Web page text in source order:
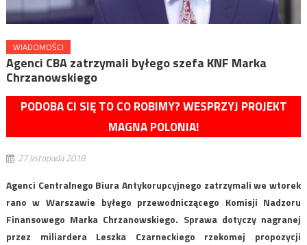
WIADOMOŚCI
Agenci CBA zatrzymali byłego szefa KNF Marka
Chrzanowskiego
PODOBA CI SIĘ TO CO ROBIMY? WESPRZYJ PROJEKT
MAGNA POLONIA!
27 listopada 2018
Agenci Centralnego Biura Antykorupcyjnego zatrzymali we wtorek
rano w Warszawie byłego przewodniczącego Komisji Nadzoru
Finansowego Marka Chrzanowskiego. Sprawa dotyczy nagranej
przez miliardera Leszka Czarneckiego rzekomej propozycji